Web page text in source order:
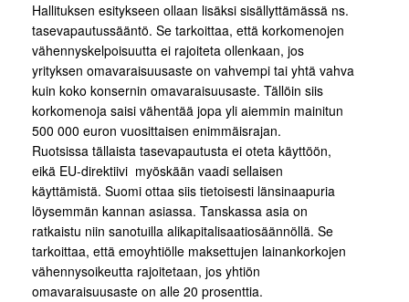
Hallituksen esitykseen ollaan lisäksi sisällyttämässä ns.
tasevapautussääntö. Se tarkoittaa, että korkomenojen
vähennyskelpoisuutta ei rajoiteta ollenkaan, jos
yrityksen omavaraisuusaste on vahvempi tai yhtä vahva
kuin koko konsernin omavaraisuusaste. Tällöin siis
korkomenoja saisi vähentää jopa yli aiemmin mainitun
500 000 euron vuosittaisen enimmäisrajan.
Ruotsissa tällaista tasevapautusta ei oteta käyttöön,
eikä EU-direktiivi myöskään vaadi sellaisen
käyttämistä. Suomi ottaa siis tietoisesti länsinaapuria
löysemmän kannan asiassa. Tanskassa asia on
ratkaistu niin sanotuilla alikapitalisaatiosäännöllä. Se
tarkoittaa, että emoyhtiölle maksettujen lainankorkojen
vähennysoikeutta rajoitetaan, jos yhtiön
omavaraisuusaste on alle 20 prosenttia.